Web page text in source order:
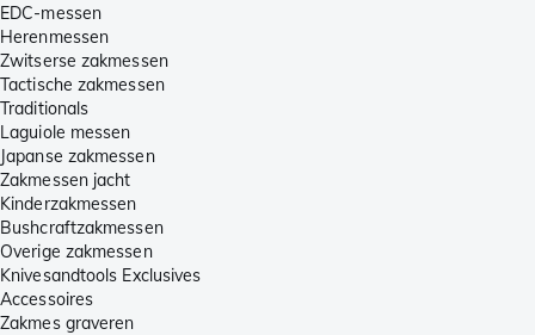
EDC-messen
Herenmessen
Zwitserse zakmessen
Tactische zakmessen
Traditionals
Laguiole messen
Japanse zakmessen
Zakmessen jacht
Kinderzakmessen
Bushcraftzakmessen
Overige zakmessen
Knivesandtools Exclusives
Accessoires
Zakmes graveren